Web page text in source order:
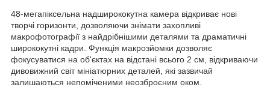
48-мегапіксельна надширококутна камера відкриває нові
творчі горизонти, дозволяючи знімати захопливі
макрофотографії з найдрібнішими деталями та драматичні
ширококутні кадри. Функція макрозйомки дозволяє
фокусуватися на об'єктах на відстані всього 2 см, відкриваючи
дивовижний світ мініатюрних деталей, які зазвичай
залишаються непоміченими неозброєним оком.